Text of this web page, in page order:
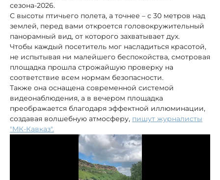
сезона-2026.
С высоты птичьего полета, а точнее – с 30 метров над
землей, перед вами откроется головокружительный
панорамный вид, от которого захватывает дух.
Чтобы каждый посетитель мог насладиться красотой,
не испытывая ни малейшего беспокойства, смотровая
площадка прошла строжайшую проверку на
соответствие всем нормам безопасности.
Также она оснащена современной системой
видеонаблюдения, а в вечером площадка
преображается благодаря эффектной иллюминации,
создавая волшебную атмосферу, пишут журналисты
"МК-Кавказ".